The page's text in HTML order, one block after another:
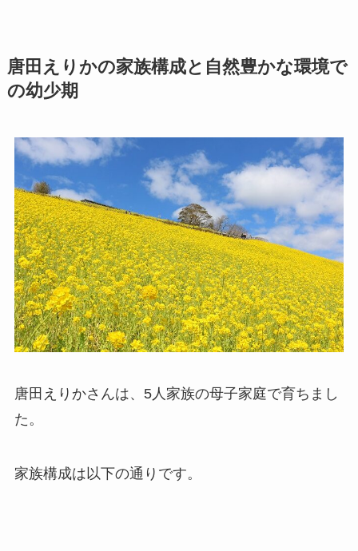
唐田えりかの家族構成と自然豊かな環境で
の幼少期
唐田えりかさんは、5人家族の母子家庭で育ちまし
た。
家族構成は以下の通りです。